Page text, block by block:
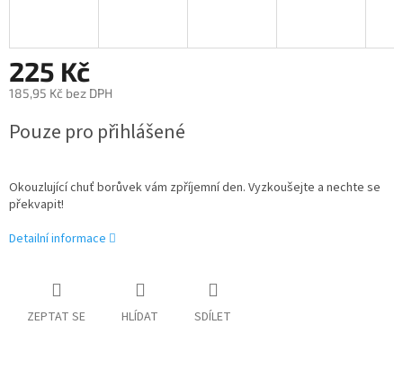
225 Kč
185,95 Kč bez DPH
cena:
Pouze pro přihlášené
Okouzlující chuť borůvek vám zpříjemní den. Vyzkoušejte a nechte se
překvapit!
Detailní informace
ZEPTAT SE HLÍDAT SDÍLET